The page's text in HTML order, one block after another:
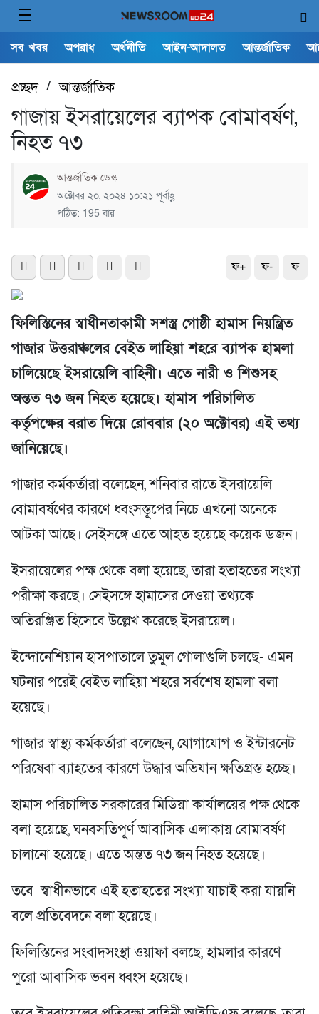
সব খবর অপরাধ অর্থনীতি আইন-আদালত আন্তর্জাতিক
প্রচ্ছদ/আন্তর্জাতিক
গাজায় ইসরায়েলের ব্যাপক বোমাবর্ষণ,
নিহত ৭৩
আন্তর্জাতিক ডেস্ক
অক্টোবর ২০, ২০২৪ ১০:২১ পূর্বাহ্ণ
পঠিত: 195 বার
ফ+ ফ- ফ
ফিলিস্তিনের স্বাধীনতাকামী সশস্ত্র গোষ্ঠী হামাস নিয়ন্ত্রিত
গাজার উত্তরাঞ্চলের বেইত লাহিয়া শহরে ব্যাপক হামলা
চালিয়েছে ইসরায়েলি বাহিনী। এতে নারী ও শিশুসহ
অন্তত ৭৩ জন নিহত হয়েছে। হামাস পরিচালিত
কর্তৃপক্ষের বরাত দিয়ে রোববার (২০ অক্টোবর) এই তথ্য
জানিয়েছে।
গাজার কর্মকর্তারা বলেছেন, শনিবার রাতে ইসরায়েলি
বোমাবর্ষণের কারণে ধ্বংসস্তূপের নিচে এখনো অনেকে
আটকা আছে। সেইসঙ্গে এতে আহত হয়েছে কয়েক ডজন।
ইসরায়েলের পক্ষ থেকে বলা হয়েছে, তারা হতাহতের সংখ্যা
পরীক্ষা করছে। সেইসঙ্গে হামাসের দেওয়া তথ্যকে
অতিরঞ্জিত হিসেবে উল্লেখ করেছে ইসরায়েল।
ইন্দোনেশিয়ান হাসপাতালে তুমুল গোলাগুলি চলছে- এমন
ঘটনার পরেই বেইত লাহিয়া শহরে সর্বশেষ হামলা বলা
হয়েছে।
গাজার স্বাস্থ্য কর্মকর্তারা বলেছেন, যোগাযোগ ও ইন্টারনেট
পরিষেবা ব্যাহতের কারণে উদ্ধার অভিযান ক্ষতিগ্রস্ত হচ্ছে।
হামাস পরিচালিত সরকারের মিডিয়া কার্যালয়ের পক্ষ থেকে
বলা হয়েছে, ঘনবসতিপূর্ণ আবাসিক এলাকায় বোমাবর্ষণ
চালানো হয়েছে। এতে অন্তত ৭৩ জন নিহত হয়েছে।
তবে স্বাধীনভাবে এই হতাহতের সংখ্যা যাচাই করা যায়নি
বলে প্রতিবেদনে বলা হয়েছে।
ফিলিস্তিনের সংবাদসংস্থা ওয়াফা বলছে, হামলার কারণে
পুরো আবাসিক ভবন ধ্বংস হয়েছে।